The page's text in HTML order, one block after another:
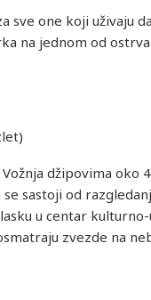
sve one koji uživaju
na jednom od
džipovima oko
sastoji od
u centar
zvezde na